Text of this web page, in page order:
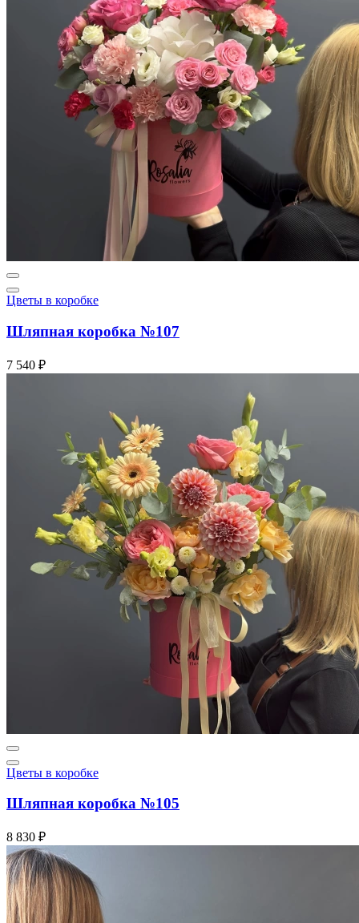
Цветы в коробке
Шляпная коробка №107
7 540 ₽
Цветы в коробке
Шляпная коробка №105
8 830 ₽